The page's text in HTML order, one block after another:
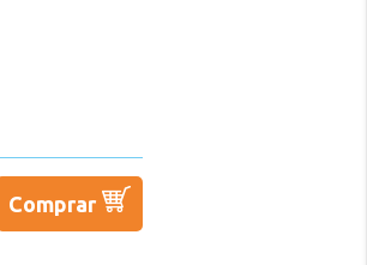
Comprar